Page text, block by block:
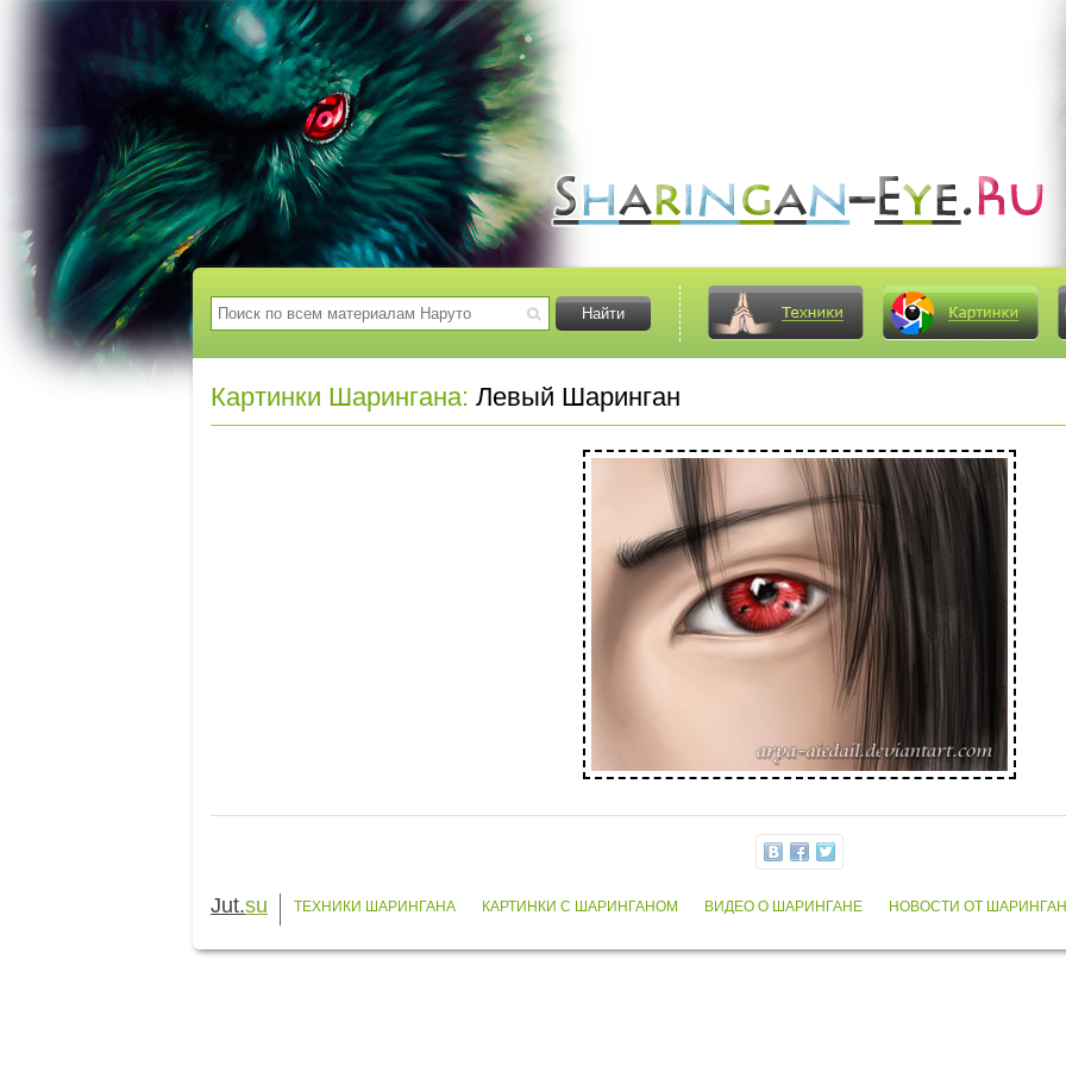
Картинки Шарингана: Левый Шаринган
Jut.su ТЕХНИКИ ШАРИНГАНА КАРТИНКИ С ШАРИНГАНОМ ВИДЕО О ШАРИНГАНЕ НОВОСТИ ОТ